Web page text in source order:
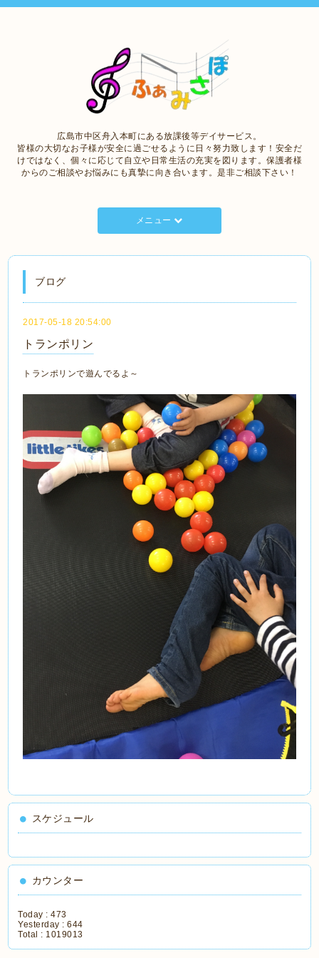
広島市中区舟入本町にある放課後等デイサービス。
皆様の大切なお子様が安全に過ごせるように日々努力致します！安全だ
けではなく、個々に応じて自立や日常生活の充実を図ります。保護者様
からのご相談やお悩みにも真摯に向き合います。是非ご相談下さい！
メニュー
ブログ
2017-05-18 20:54:00
トランポリン
トランポリンで遊んでるよ～
スケジュール
カウンター
Today :473
Yesterday :644
Total : 1019013